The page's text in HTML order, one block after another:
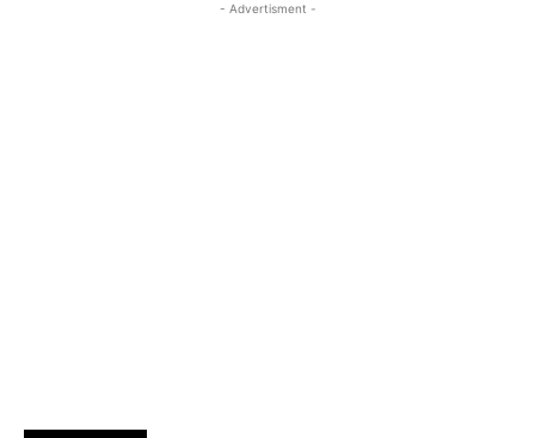
- Advertisment -